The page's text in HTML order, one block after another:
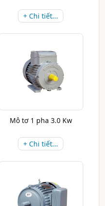
+ Chi tiết...
Mô tơ 1 pha 3.0 Kw
+ Chi tiết...